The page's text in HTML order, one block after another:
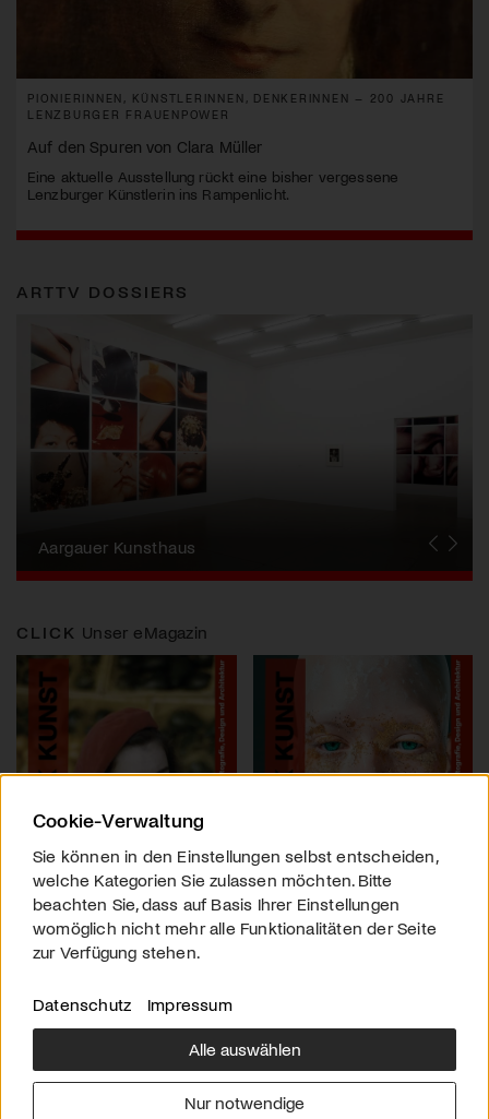
PIONIERINNEN, KÜNSTLERINNEN, DENKERINNEN – 200 JAHRE
LENZBURGER FRAUENPOWER
Auf den Spuren von Clara Müller
Eine aktuelle Ausstellung rückt eine bisher vergessene
Lenzburger Künstlerin ins Rampenlicht.
ARTTV DOSSIERS
Künstlerin
Aargauer Kunsthaus
Gewerbemuseum Winterthur
Liste Art Fair Basel
Bündner Kunstmuseum
Künstler:innen Portraits
Junge Schweizer Kunst
Vögele Kultur Zentrum
Nidwaldner Museum
Haus für Kunst Uri
CLICK Unser eMagazin
Über uns
Downloads
Werben
Impressum
Cookie-Verwaltung
Sie können in den Einstellungen selbst entscheiden,
welche Kategorien Sie zulassen möchten. Bitte
beachten Sie, dass auf Basis Ihrer Einstellungen
womöglich nicht mehr alle Funktionalitäten der Seite
zur Verfügung stehen.
Datenschutz Impressum
Alle auswählen
Nur notwendige